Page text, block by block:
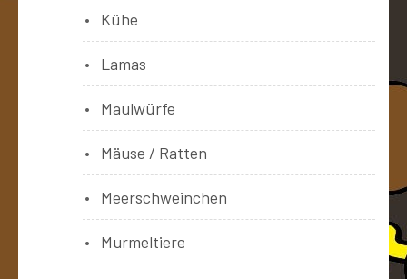
Kühe
Lamas
Maulwürfe
Mäuse / Ratten
Meerschweinchen
Murmeltiere